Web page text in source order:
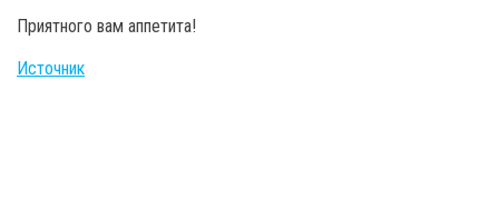
Приятного вам аппетита!
Источник